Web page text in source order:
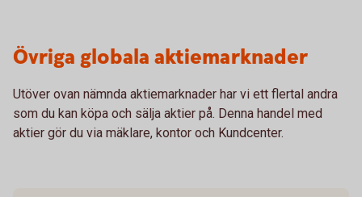
Övriga globala aktiemarknader
Utöver ovan nämnda aktiemarknader har vi ett flertal andra
som du kan köpa och sälja aktier på. Denna handel med
aktier gör du via mäklare, kontor och Kundcenter.